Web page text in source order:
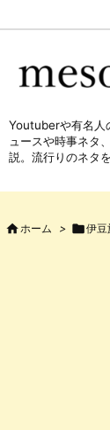
Youtuberや有名人
ュースや時事ネタ
説。流行りのネタ
 ホーム > 伊豆